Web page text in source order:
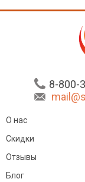
8-800-
О нас
Скидки
Отзывы
Блог